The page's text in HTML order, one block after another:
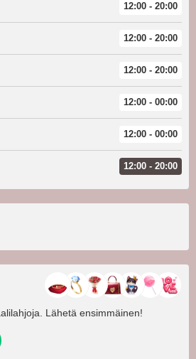
12:00 - 20:00
12:00 - 20:00
12:00 - 20:00
12:00 - 00:00
12:00 - 00:00
12:00 - 20:00
Lähetä ensimmäinen!